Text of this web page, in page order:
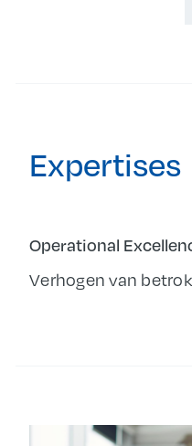
Expertises
Operational
Verhogen van